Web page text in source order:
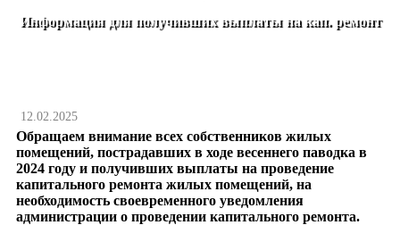
Информация для получивших выплаты на кап. ремонт
12.02.2025
Обращаем внимание всех собственников жилых
помещений, пострадавших в ходе весеннего паводка в
2024 году и получивших выплаты на проведение
капитального ремонта жилых помещений, на
необходимость своевременного уведомления
администрации о проведении капитального ремонта.